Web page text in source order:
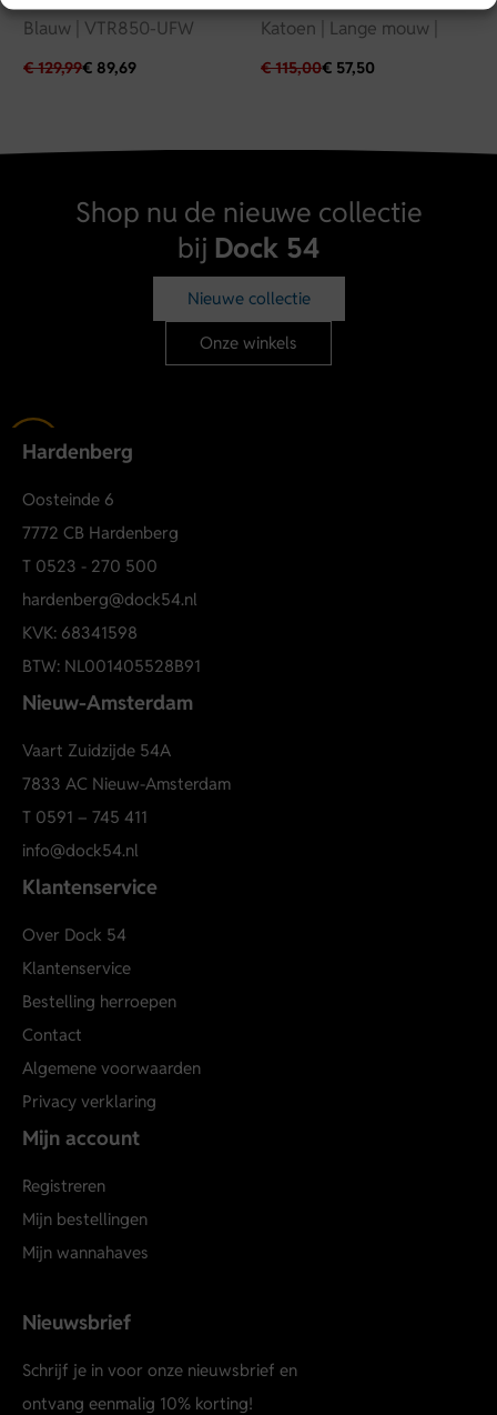
Blauw | VTR850-UFW
€129,99€ 89,69
Katoen | Lange mouw |
€115,00€ 57,50
Shop nu de nieuwe collectie
bij Dock 54
Nieuwe collectie
Onze winkels
Hardenberg
Oosteinde 6
7772 CB Hardenberg
T 0523 - 270 500
hardenberg@dock54.nl
KVK: 68341598
BTW: NL001405528B91
Nieuw-Amsterdam
Vaart Zuidzijde 54A
7833 AC Nieuw-Amsterdam
T 0591 – 745 411
info@dock54.nl
Klantenservice
Over Dock 54
Klantenservice
Bestelling herroepen
Contact
Algemene voorwaarden
Privacy verklaring
Mijn account
Registreren
Mijn bestellingen
Mijn wannahaves
Nieuwsbrief
Schrijf je in voor onze nieuwsbrief en
ontvang eenmalig 10% korting!